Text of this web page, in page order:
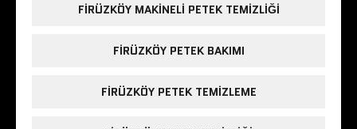
FIRÜZKÖY MAKINELI PETEK TEMIZLIĞI
FIRÜZKÖY PETEK BAKIMI
FIRÜZKÖY PETEK TEMIZLEME